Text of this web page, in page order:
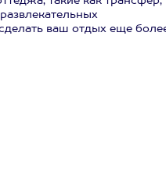
ваш отдых еще